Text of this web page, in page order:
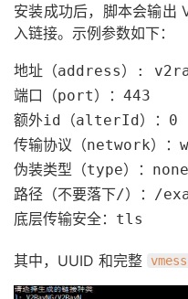
安装成功后，脚本会输出
入链接。示例参数如下：
地址（address）:
端口（port）：443
额外id（alterId）：0
传输协议（network）：
伪装类型（type）：none
路径（不要落下/）：/
底层传输安全：tls
其中，UUID 和完整